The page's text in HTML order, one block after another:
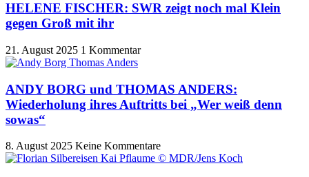
HELENE FISCHER: SWR zeigt noch mal Klein
gegen Groß mit ihr
21. August 2025 1 Kommentar
ANDY BORG und THOMAS ANDERS:
Wiederholung ihres Auftritts bei „Wer weiß denn
sowas“
8. August 2025 Keine Kommentare